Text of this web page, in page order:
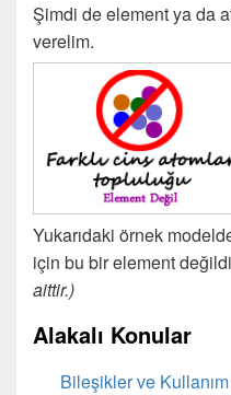
Şimdi de element ya da
verelim.
Yukarıdaki örnek
için bu bir element
aittir.)
Alakalı Konular
Bileşikler ve Kullanım